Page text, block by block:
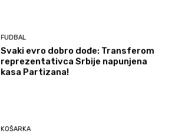
FUDBAL
Svaki evro dobro dođe: Transferom
reprezentativca Srbije napunjena
kasa Partizana!
KOŠARKA